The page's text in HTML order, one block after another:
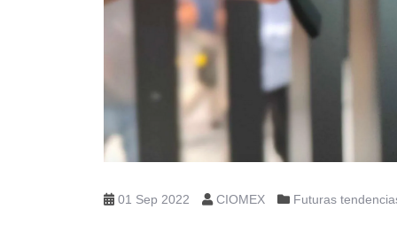
01 Sep 2022 CIOMEX Futuras